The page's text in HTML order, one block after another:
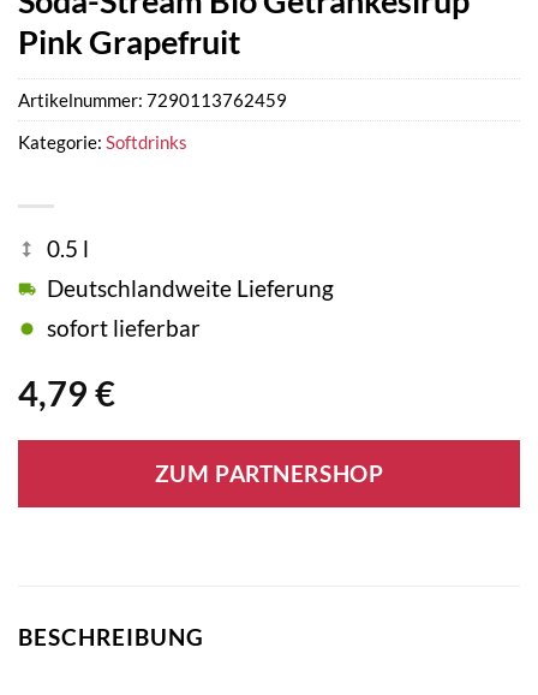
Pink Grapefruit
4,79 €
0.5 l
Deutschlandweite Lieferung
sofort lieferbar
ZUM PARTNERSHOP
Artikelnummer: 7290113762459
Kategorie: Softdrinks
BESCHREIBUNG